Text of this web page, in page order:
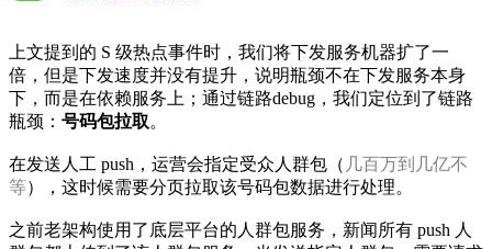
上文提到的 S 级热点事件时，我们将下发服务机器扩了一
倍，但是下发速度并没有提升，说明瓶颈不在下发服务本身
下，而是在依赖服务上；通过链路debug，我们定位到了链路
瓶颈： 号码包拉取。
在发送人工 push，运营会指定受众人群包（ 几百万到几亿不
等），这时候需要分页拉取该号码包数据进行处理。
之前老架构使用了底层平台的人群包服务，新闻所有 push 人